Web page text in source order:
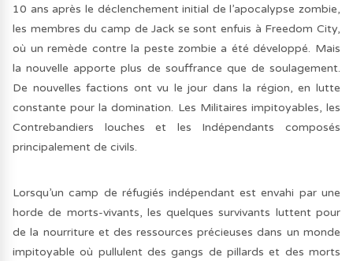
10 ans après le déclenchement initial de l’apocalypse zombie,
les membres du camp de Jack se sont enfuis à Freedom City,
où un remède contre la peste zombie a été développé. Mais
la nouvelle apporte plus de souffrance que de soulagement.
De nouvelles factions ont vu le jour dans la région, en lutte
constante pour la domination. Les Militaires impitoyables, les
Contrebandiers louches et les Indépendants composés
principalement de civils.
Lorsqu’un camp de réfugiés indépendant est envahi par une
horde de morts-vivants, les quelques survivants luttent pour
de la nourriture et des ressources précieuses dans un monde
impitoyable où pullulent des gangs de pillards et des morts